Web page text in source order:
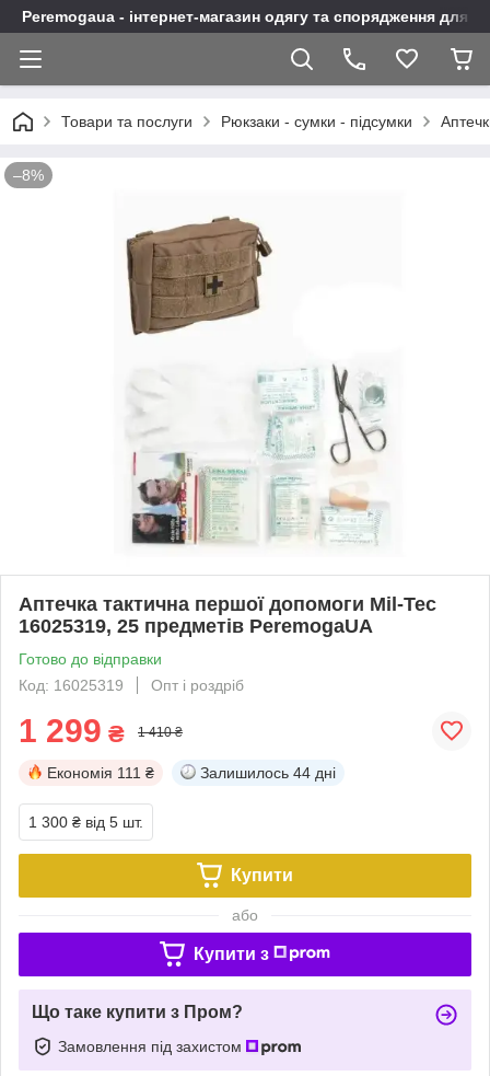
Peremogaua - інтернет-магазин одягу та спорядження для
Товари та послуги Рюкзаки - сумки - підсумки
–8%
Аптечка тактична першої допомоги Mil-Tec
16025319, 25 предметів PeremogaUA
Готово до відправки
Код: 16025319
Опт і роздріб
1 299 ₴ 1 410 ₴
Економія 111 ₴ Залишилось 44 дні
1 300 ₴ від 5 шт.
Купити
або
Купити з
Що таке купити з Пром?
Замовлення під захистом